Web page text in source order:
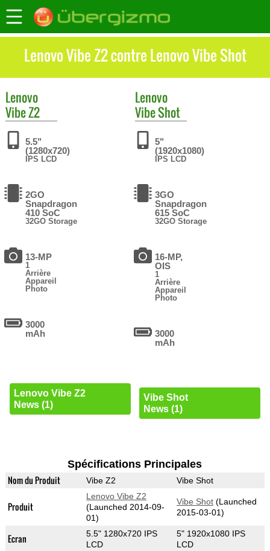
Lenovo Vibe Z2 contre Lenovo Vibe Shot
Lenovo
Vibe Z2
5.5"
(1280x720)
IPS LCD
2GO
Snapdragon
410 SoC
32GO Storage
13-MP
1
Arrière
Appareil
Photo
3000
mAh
Lenovo Vibe Z2
News (1)
Lenovo
Vibe Shot
5"
(1920x1080)
IPS LCD
3GO
Snapdragon
615 SoC
32GO Storage
16-MP,
OIS
1
Arrière
Appareil
Photo
3000
mAh
Vibe Shot
News (1)
Spécifications Principales
Nom du Produit Vibe Z2 Vibe Shot
Produit
Lenovo Vibe Z2
(Launched 2014-09-
01)
Vibe Shot(Launched
2015-03-01)
Ecran
5.5" 1280x720 IPS
LCD
5" 1920x1080 IPS
LCD